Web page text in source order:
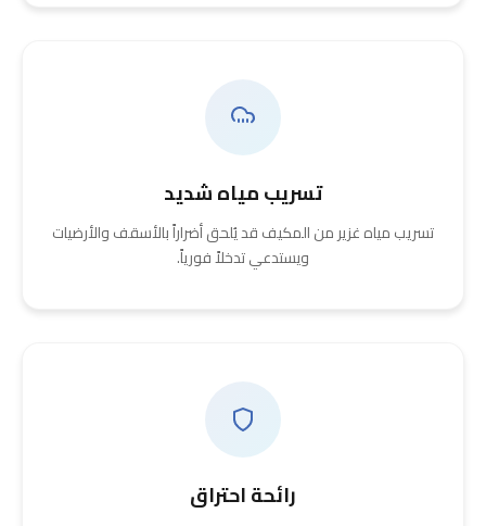
تسريب مياه شديد
تسريب مياه غزير من المكيف قد يُلحق أضراراً بالأسقف والأرضيات
ويستدعي تدخلاً فورياً.
رائحة احتراق